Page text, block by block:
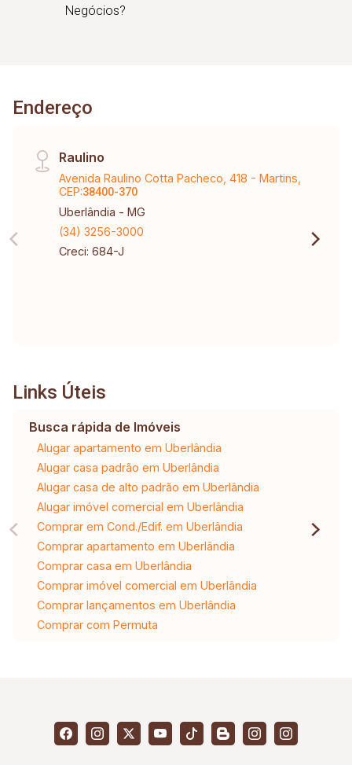
Negócios?
Endereço
Raulino
Avenida Raulino Cotta Pacheco, 418 - Martins,
CEP:38400-370
Uberlândia - MG
(34) 3256-3000
Creci: 684-J
Links Úteis
Busca rápida de Imóveis
Alugar apartamento em Uberlândia
Alugar casa padrão em Uberlândia
Alugar casa de alto padrão em Uberlândia
Alugar imóvel comercial em Uberlândia
Comprar em Cond./Edif. em Uberlândia
Comprar apartamento em Uberlândia
Comprar casa em Uberlândia
Comprar imóvel comercial em Uberlândia
Comprar lançamentos em Uberlândia
Comprar com Permuta